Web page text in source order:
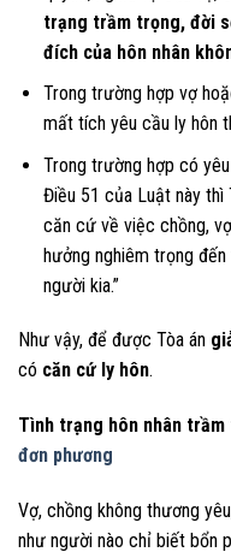
trạng trầm trọng, đời
đích của hôn nhân
Trong trường hợp vợ
mất tích yêu cầu ly hôn
Trong trường hợp có
Điều 51 của Luật này thì
căn cứ về việc chồng,
hưởng nghiêm trọng
người kia.”
Như vậy, để được Tòa án
có căn cứ ly hôn.
Tình trạng hôn nhân
đơn phương
Vợ, chồng không thương
như người nào chỉ biết bổn